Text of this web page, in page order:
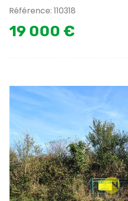
Référence: 110318
19 000 €